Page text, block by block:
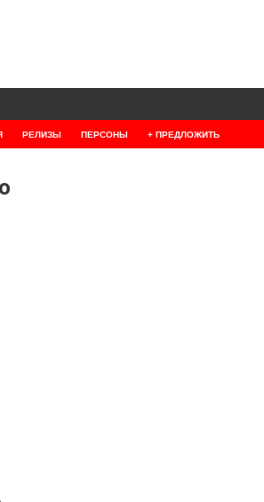
РЕЛИЗЫ ПЕРСОНЫ + ПРЕДЛОЖИТЬ